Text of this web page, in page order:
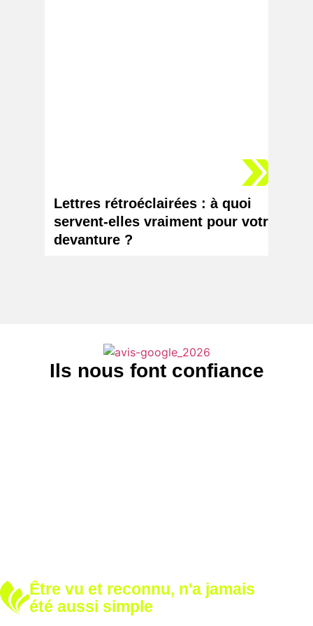
Lettres rétroéclairées : à quoi
servent-elles vraiment pour votre
devanture ?
Ils nous font confiance
Être vu et reconnu, n'a jamais
été aussi simple